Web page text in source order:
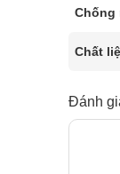
Chống
Chất
Đánh